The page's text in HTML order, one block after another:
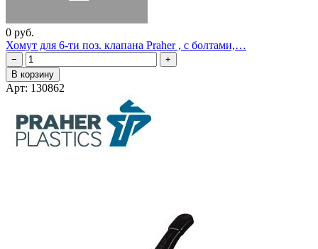
0 руб.
Хомут для 6-ти поз. клапана Praher , с болтами,…
−
+
В корзину
Арт: 130862